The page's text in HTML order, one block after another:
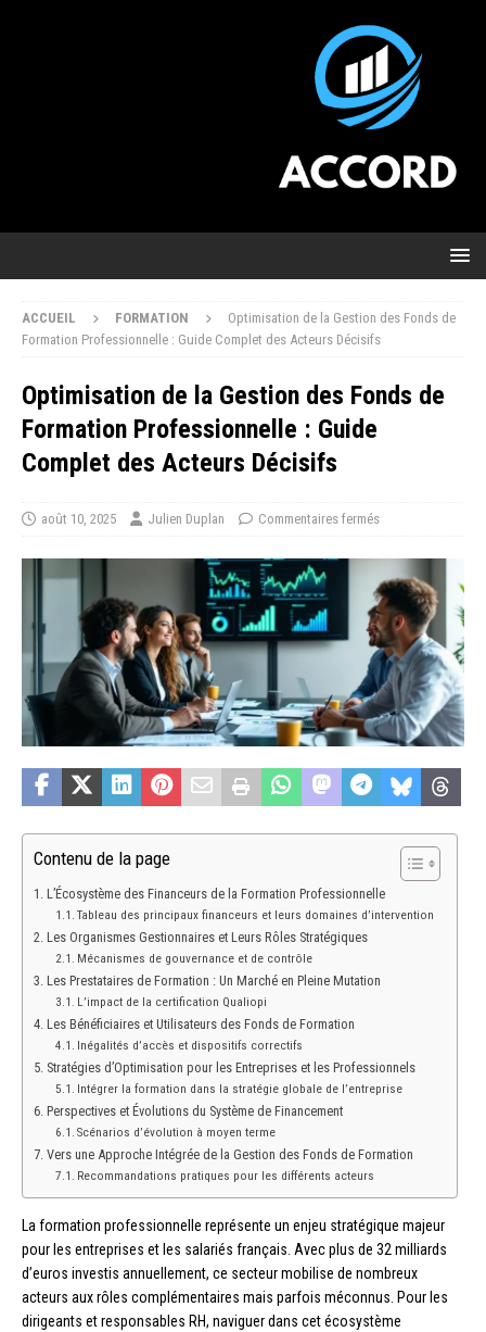
ACCUEIL FORMATION
Optimisation de la Gestion des Fonds de
Formation Professionnelle : Guide Complet des Acteurs Décisifs
Optimisation de la Gestion des Fonds de
Formation Professionnelle : Guide
Complet des Acteurs Décisifs
août 10, 2025 Julien Duplan Commentaires fermés
Contenu de la page
L’Écosystème des Financeurs de la Formation Professionnelle
Tableau des principaux financeurs et leurs domaines d’intervention
Les Organismes Gestionnaires et Leurs Rôles Stratégiques
Mécanismes de gouvernance et de contrôle
Les Prestataires de Formation : Un Marché en Pleine Mutation
L’impact de la certification Qualiopi
Les Bénéficiaires et Utilisateurs des Fonds de Formation
Inégalités d’accès et dispositifs correctifs
Stratégies d’Optimisation pour les Entreprises et les Professionnels
Intégrer la formation dans la stratégie globale de l’entreprise
Perspectives et Évolutions du Système de Financement
Scénarios d’évolution à moyen terme
Vers une Approche Intégrée de la Gestion des Fonds de Formation
Recommandations pratiques pour les différents acteurs
La formation professionnelle représente un enjeu stratégique majeur
pour les entreprises et les salariés français. Avec plus de 32 milliards
d’euros investis annuellement, ce secteur mobilise de nombreux
acteurs aux rôles complémentaires mais parfois méconnus. Pour les
dirigeants et responsables RH, naviguer dans cet écosystème